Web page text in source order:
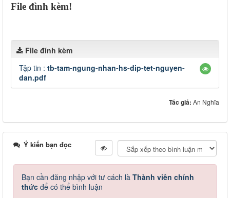
File đình kèm!
File đính kèm
Tập tin : tb-tam-ngung-nhan-hs-dip-tet-nguyen-
dan.pdf
Tác giả: An Nghĩa
Ý kiến bạn đọc
Bạn cần đăng nhập với tư cách là Thành viên chính
thức để có thể bình luận